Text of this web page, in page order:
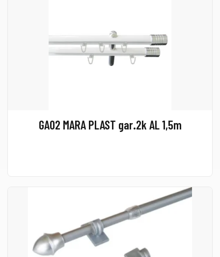
GA02 MARA PLAST gar.2k AL 1,5m